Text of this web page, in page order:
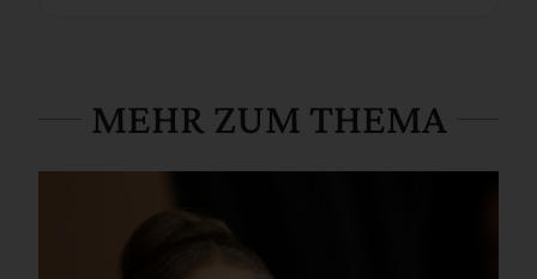
MEHR ZUM THEMA